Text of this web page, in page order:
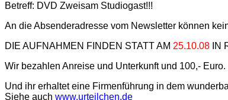
Betreff: DVD Zweisam Studiogast!!!
An die Absenderadresse vom Newsletter können
DIE AUFNAHMEN FINDEN STATT AM 25.10.08 IN
Wir bezahlen Anreise und Unterkunft und 100,- Euro.
Und ihr erhaltet eine Firmenführung in dem
Siehe auch www.urteilchen.de